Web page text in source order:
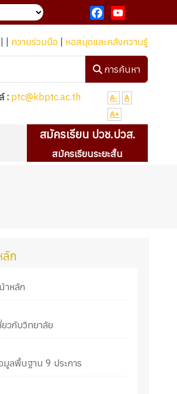
บี่ ปรัชญา ทักษะเลิศ เชิดชูวัฒนธรรม นำผล
Facebook
YouTube
ความร่วมมือ
หอสมุดและคลังความรู้
การค้นหา
: ptc@kbptc.ac.th A-
A
A+
สมัครเรียน ปวช.ปวส.
สมัครเรียนระยะสั้น
ลัก
าหลัก
ยวกับวิทยาลัย
มูลพื้นฐาน 9 ประการ